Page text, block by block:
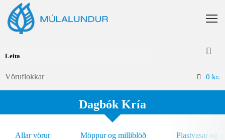
Vöruflokkar 0 kr.
Dagbók Kría
Allar vörur Möppur og milliblöð Plastvasar og